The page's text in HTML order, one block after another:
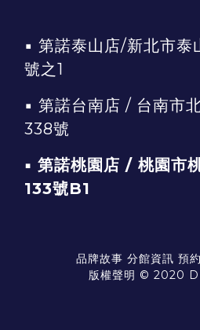
▪ 第諾泰山店/新北市泰
號之1
▪ 第諾台南店 / 台南市
338號
▪ 第諾桃園店 / 桃園市
133號B1
品牌故事 分館資訊 預
版權聲明 © 2020